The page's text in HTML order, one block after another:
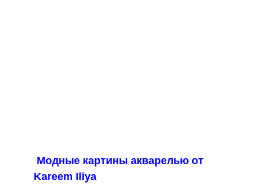
Модные картины акварелью от
Kareem Iliya